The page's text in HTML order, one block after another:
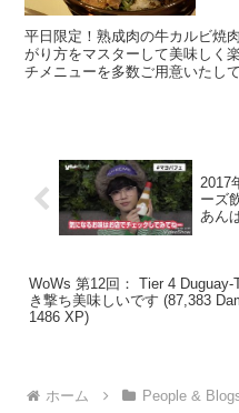
平日限定！熟成肉の牛カルビ焼
がり方をマスターして美味しく
チメニューを多数ご用意いたし
2017
ーズ
あん
WoWs 第12回： Tier 4 Duguay-
き撃ち美味しいです (87,383
1486 XP)
ホーム People &